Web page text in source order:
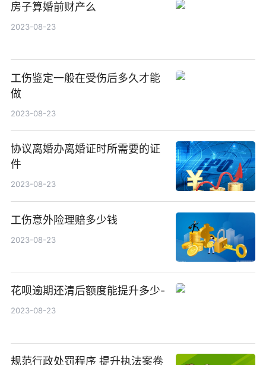
房子算婚前财产么
2023-08-23
工伤鉴定一般在受伤后多久才能
做
2023-08-23
协议离婚办离婚证时所需要的证
件
2023-08-23
工伤意外险理赔多少钱
2023-08-23
花呗逾期还清后额度能提升多少-
2023-08-23
规范行政处罚程序 提升执法案卷